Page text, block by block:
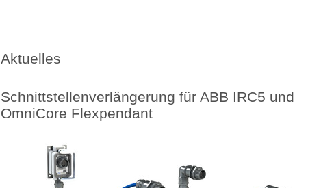
Aktuelles
Schnittstellenverlängerung für ABB IRC5 und
OmniCore Flexpendant